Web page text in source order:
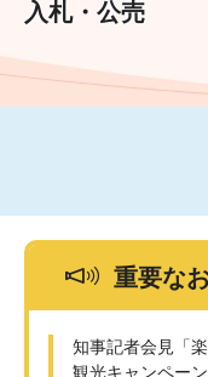
文
入札・公売
重要な
知事記者会見「
観光キャンペー